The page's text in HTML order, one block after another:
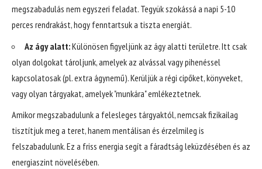
megszabadulás nem egyszeri feladat. Tegyük szokássá a napi 5-10
perces rendrakást, hogy fenntartsuk a tiszta energiát.
Az ágy alatt:Különösen figyeljünk az ágy alatti területre. Itt csak
olyan dolgokat tároljunk, amelyek az alvással vagy pihenéssel
kapcsolatosak (pl. extra ágynemű). Kerüljük a régi cipőket, könyveket,
vagy olyan tárgyakat, amelyek "munkára" emlékeztetnek.
Amikor megszabadulunk a felesleges tárgyaktól, nemcsak fizikailag
tisztítjuk meg a teret, hanem mentálisan és érzelmileg is
felszabadulunk. Ez a friss energia segít a fáradtság leküzdésében és az
energiaszint növelésében.